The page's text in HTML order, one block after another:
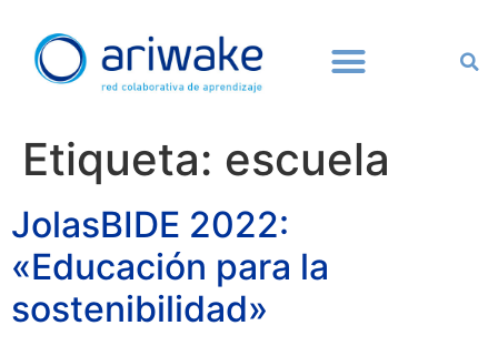
Etiqueta: escuela
JolasBIDE 2022:
«Educación para la
sostenibilidad»